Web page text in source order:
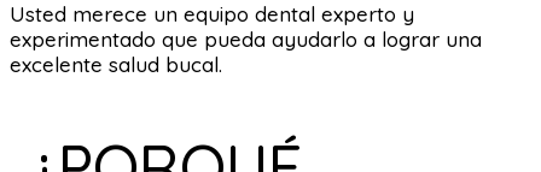
Usted merece un equipo dental experto y
experimentado que pueda ayudarlo a lograr una
excelente salud bucal.